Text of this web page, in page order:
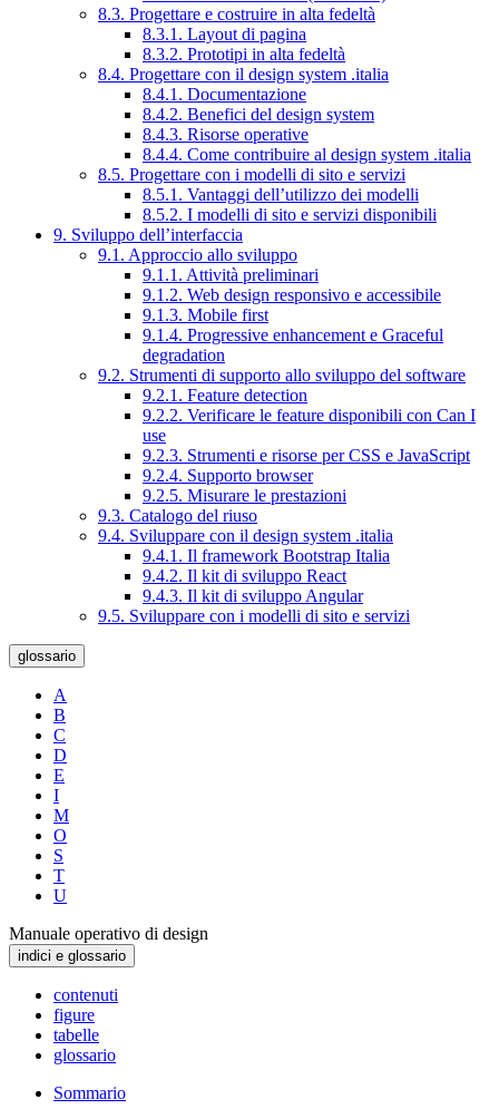
8.3. Progettare e costruire in alta fedeltà
8.3.1. Layout di pagina
8.3.2. Prototipi in alta fedeltà
8.4. Progettare con il design system .italia
8.4.1. Documentazione
8.4.2. Benefici del design system
8.4.3. Risorse operative
8.4.4. Come contribuire al design system .italia
8.5. Progettare con i modelli di sito e servizi
8.5.1. Vantaggi dell’utilizzo dei modelli
8.5.2. I modelli di sito e servizi disponibili
9. Sviluppo dell’interfaccia
9.1. Approccio allo sviluppo
9.1.1. Attività preliminari
9.1.2. Web design responsivo e accessibile
9.1.3. Mobile first
9.1.4. Progressive enhancement e Graceful
degradation
9.2. Strumenti di supporto allo sviluppo del software
9.2.1. Feature detection
9.2.2. Verificare le feature disponibili con Can I
use
9.2.3. Strumenti e risorse per CSS e JavaScript
9.2.4. Supporto browser
9.2.5. Misurare le prestazioni
9.3. Catalogo del riuso
9.4. Sviluppare con il design system .italia
9.4.1. Il framework Bootstrap Italia
9.4.2. Il kit di sviluppo React
9.4.3. Il kit di sviluppo Angular
9.5. Sviluppare con i modelli di sito e servizi
glossario
A
B
C
D
E
I
M
O
S
T
U
Manuale operativo di design
indici e glossario
contenuti
figure
tabelle
glossario
Sommario